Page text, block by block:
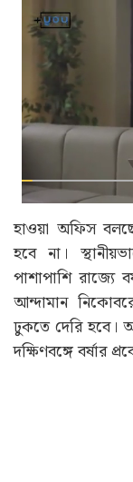
আজ শহরের
সম্ভাবনা
সেলসিয়াসের
রয়েছে কিছু
সম্ভাবনা নেই।